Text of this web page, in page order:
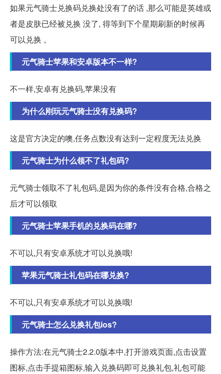
如果元气骑士兑换码兑换处没有了的话 ,那么可能是英雄或
者是皮肤已经被兑换 没了, 得等到下个星期刷新的时候再
可以兑换 。
元气骑士苹果和安卓版本不一样?
不一样,安卓有兑换码,苹果没有
为什么刚玩元气骑士没有兑换码?
这是官方决定的噢,任务点数没有达到一定程度无法兑换
元气骑士为什么领不了礼包码?
元气骑士领取不了礼包码,是因为你的条件没有合格,合格之
后才可以领取
元气骑士苹果手机的兑换码在哪?
不可以,只有安卓系统才可以兑换哦!
苹果元气骑士礼包码在哪兑换?
不可以,只有安卓系统才可以兑换哦!
元气骑士怎么兑换礼包ios?
操作方法:在元气骑士2.2.0版本中,打开游戏页面,点击设置
图标,点击手提箱图标,输入兑换码即可兑换礼包,礼包可能